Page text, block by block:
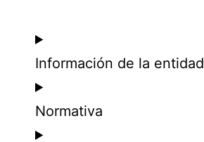
Información de la entidad
Normativa